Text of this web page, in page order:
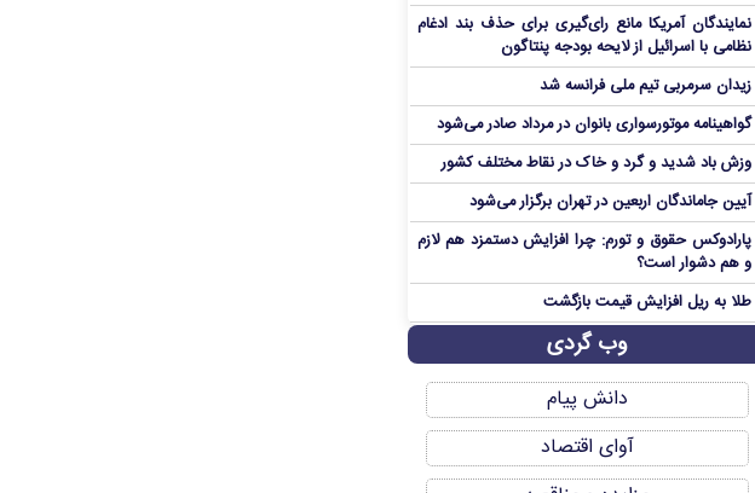
نمایندگان آمریکا مانع رای‌گیری برای حذف بند ادغام
نظامی با اسرائیل از لایحه بودجه پنتاگون
زیدان سرمربی تیم ملی فرانسه شد
گواهینامه موتورسواری بانوان در مرداد صادر می‌شود
وزش باد شدید و گرد و خاک در نقاط مختلف کشور
آیین جاماندگان اربعین در تهران برگزار می‌شود
پارادوکس حقوق و تورم: چرا افزایش دستمزد هم لازم
و هم دشوار است؟
طلا به ریل افزایش قیمت بازگشت
وب گردی
دانش پیام
آوای اقتصاد